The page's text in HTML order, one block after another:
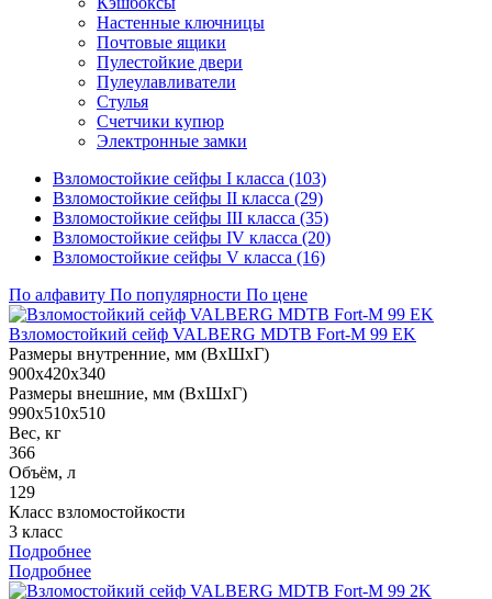
Настенные ключницы
Почтовые ящики
Пулестойкие двери
Пулеулавливатели
Стулья
Счетчики купюр
Электронные замки
Взломостойкие сейфы I класса (103)
Взломостойкие сейфы II класса (29)
Взломостойкие сейфы III класса (35)
Взломостойкие сейфы IV класса (20)
Взломостойкие сейфы V класса (16)
По алфавиту По популярности По цене
Взломостойкий сейф VALBERG MDTB Fort-M 99 EK
Размеры внутренние, мм (ВхШхГ)
900x420x340
Размеры внешние, мм (ВхШхГ)
990x510x510
Вес, кг
366
Объём, л
129
Класс взломостойкости
3 класс
Подробнее
Подробнее